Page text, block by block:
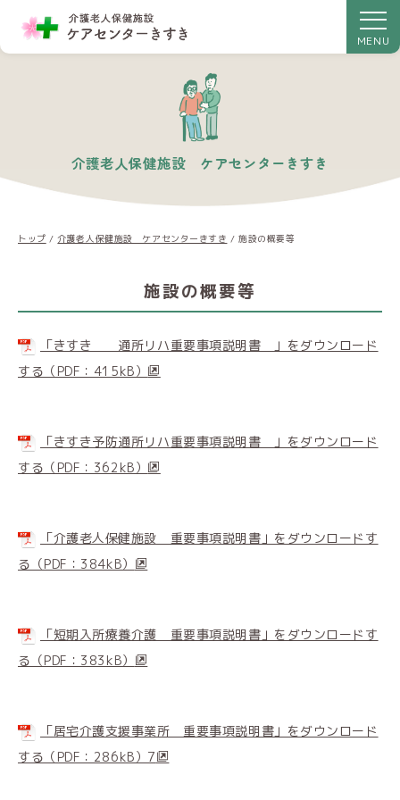
MENU
介護老人保健施設 ケアセンターきすき
トップ /介護老人保健施設 ケアセンターきすき /施設の概要等
施設の概要等
「きすき 通所リハ重要事項説明書 」をダウンロード
する（PDF：415kB）
「きすき予防通所リハ重要事項説明書 」をダウンロード
する（PDF：362kB）
「介護老人保健施設 重要事項説明書」をダウンロードす
る（PDF：384kB）
「短期入所療養介護 重要事項説明書」をダウンロードす
る（PDF：383kB）
「居宅介護支援事業所 重要事項説明書」をダウンロード
する（PDF：286kB）7